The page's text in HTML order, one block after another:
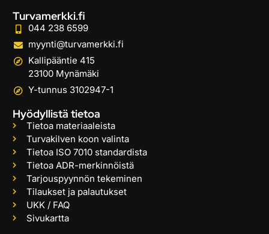
Turvamerkki.fi
044 238 6599
myynti@turvamerkki.fi
Kallipääntie 415
23100 Mynämäki
Y-tunnus 3102947-1
Hyödyllistä tietoa
Tietoa materiaaleista
Turvakilven koon valinta
Tietoa ISO 7010 standardista
Tietoa ADR-merkinnöistä
Tarjouspyynnön tekeminen
Tilaukset ja palautukset
UKK / FAQ
Sivukartta